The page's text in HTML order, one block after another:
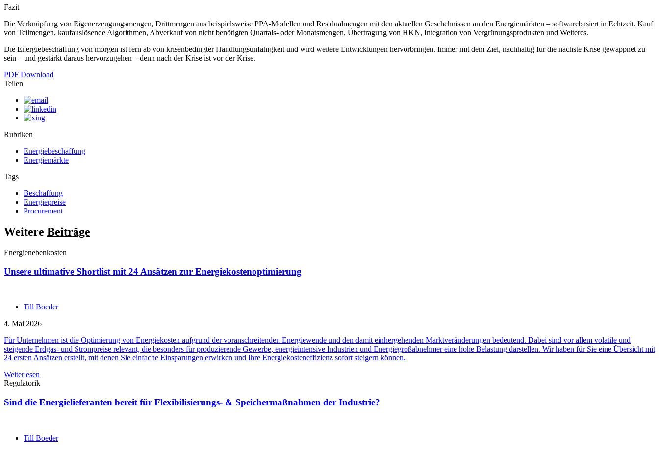
Fazit
Die Verknüpfung von Eigenerzeugungsmengen, Drittmengen aus beispielsweise PPA-Modellen und Residualmengen mit den aktuellen Geschehnissen an den Energiemärkten – softwarebasiert in Echtzeit. Kauf
von Teilmengen, kaufauslösende Algorithmen, Abverkauf von nicht benötigten Quartals- oder Monatsmengen, Übertragung von HKN, Integration von Vergrünungsprodukten und Weiteres.
Die Energiebeschaffung von morgen ist fern ab von krisenbedingter Handlungsunfähigkeit und wird weitere Entwicklungen hervorbringen. Immer mit dem Ziel, nachhaltig für die nächste Krise gewappnet zu
sein – und gestärkt daraus hervorzugehen – denn nach der Krise ist vor der Krise.
PDF Download
Teilen
Rubriken
Energiebeschaffung
Energiemärkte
Tags
Beschaffung
Energiepreise
Procurement
Weitere Beiträge
Energienebenkosten
Unsere ultimative Shortlist mit 24 Ansätzen zur Energiekostenoptimierung
Till Boeder
4. Mai 2026
Für Unternehmen ist die Optimierung von Energiekosten aufgrund der voranschreitenden Energiewende und den damit einhergehenden Marktveränderungen bedeutend. Dabei sind vor allem volatile und
steigende Erdgas- und Strompreise relevant, die besonders für produzierende Gewerbe, energieintensive Industrien und Energiegroßabnehmer eine hohe Belastung darstellen. Wir haben für Sie eine Übersicht mit
24 ersten Ansätzen erstellt, mit denen Sie einfache Einsparungen erwirken und Ihre Energiekosteneffizienz sofort steigern können.
Weiterlesen
Regulatorik
Sind die Energielieferanten bereit für Flexibilisierungs- & Speichermaßnahmen der Industrie?
Till Boeder